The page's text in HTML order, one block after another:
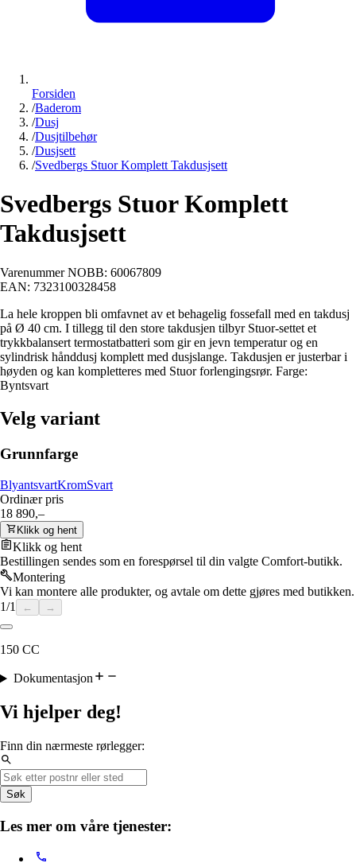
Forsiden
/Baderom
/Dusj
/Dusjtilbehør
/Dusjsett
/Svedbergs Stuor Komplett Takdusjsett
Svedbergs Stuor Komplett
Takdusjsett
Varenummer NOBB: 60067809
EAN: 7323100328458
La hele kroppen bli omfavnet av et behagelig fossefall med en takdusj
på Ø 40 cm. I tillegg til den store takdusjen tilbyr Stuor-settet et
trykkbalansert termostatbatteri som gir en jevn temperatur og en
sylindrisk hånddusj komplett med dusjslange. Takdusjen er justerbar i
høyden og kan kompletteres med Stuor forlengingsrør. Farge:
Byntsvart
Velg variant
Grunnfarge
BlyantsvartKromSvart
Ordinær pris
18 890,–
Klikk og hent
Klikk og hent
Bestillingen sendes som en forespørsel til din valgte Comfort-butikk.
Montering
Vi kan montere alle produkter, og avtale om dette gjøres med butikken.
1/1 ← →
150 CC
Dokumentasjon
Vi hjelper deg!
Finn din nærmeste rørlegger:
Søk
Les mer om våre tjenester: